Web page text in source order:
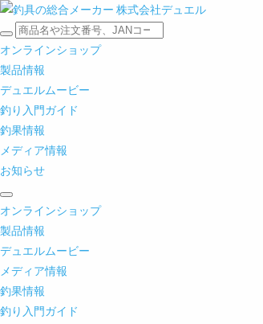
オンラインショップ
製品情報
デュエルムービー
釣り入門ガイド
釣果情報
メディア情報
お知らせ
オンラインショップ
製品情報
デュエルムービー
メディア情報
釣果情報
釣り入門ガイド